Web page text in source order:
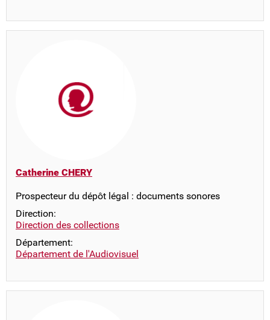
Catherine CHERY
Prospecteur du dépôt légal : documents sonores
Direction:
Direction des collections
Département:
Département de l'Audiovisuel